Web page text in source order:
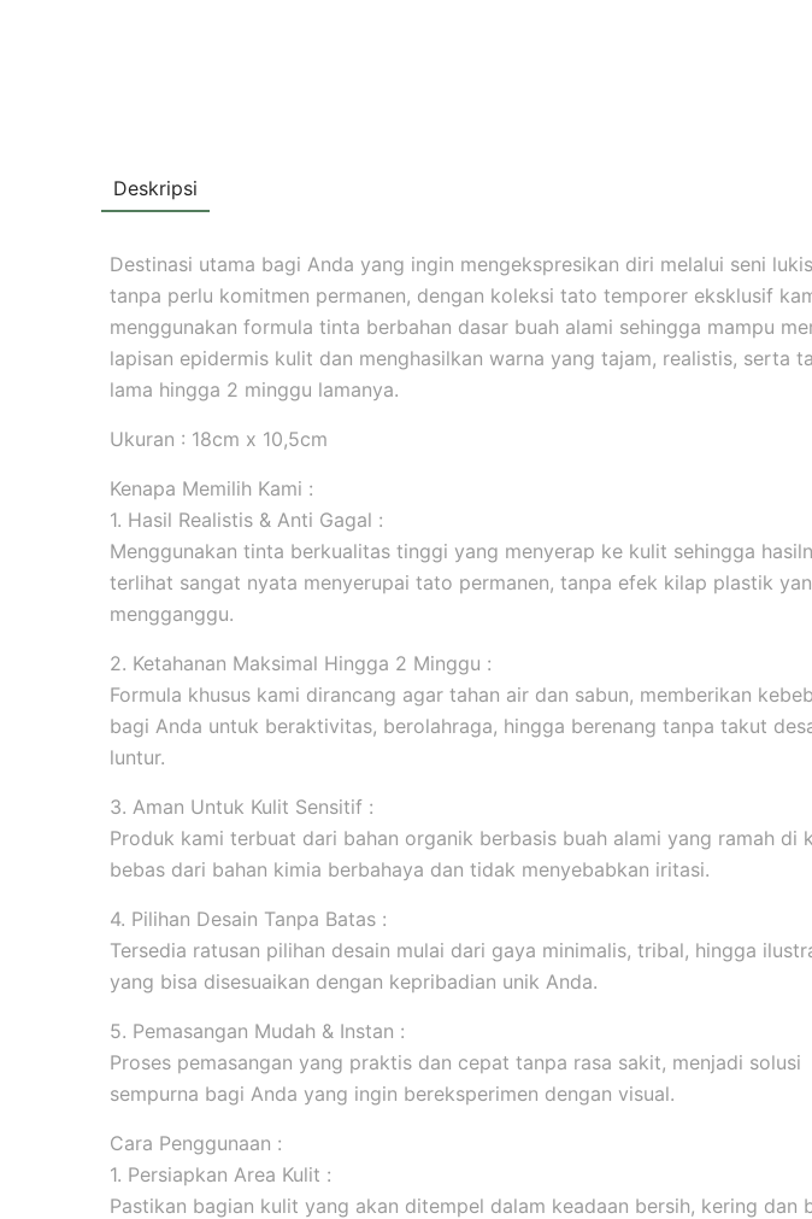
Deskripsi
Destinasi utama bagi Anda yang ingin mengekspresikan diri melalui seni
tanpa perlu komitmen permanen, dengan koleksi tato temporer eksklusif
menggunakan formula tinta berbahan dasar buah alami sehingga mampu
lapisan epidermis kulit dan menghasilkan warna yang tajam, realistis, serta
lama hingga 2 minggu lamanya.
Ukuran : 18cm x 10,5cm
Kenapa Memilih Kami :
1. Hasil Realistis & Anti Gagal :
Menggunakan tinta berkualitas tinggi yang menyerap ke kulit sehingga
terlihat sangat nyata menyerupai tato permanen, tanpa efek kilap plastik
mengganggu.
2. Ketahanan Maksimal Hingga 2 Minggu :
Formula khusus kami dirancang agar tahan air dan sabun, memberikan
bagi Anda untuk beraktivitas, berolahraga, hingga berenang tanpa takut
luntur.
3. Aman Untuk Kulit Sensitif :
Produk kami terbuat dari bahan organik berbasis buah alami yang ramah di
bebas dari bahan kimia berbahaya dan tidak menyebabkan iritasi.
4. Pilihan Desain Tanpa Batas :
Tersedia ratusan pilihan desain mulai dari gaya minimalis, tribal, hingga
yang bisa disesuaikan dengan kepribadian unik Anda.
5. Pemasangan Mudah & Instan :
Proses pemasangan yang praktis dan cepat tanpa rasa sakit, menjadi solusi
sempurna bagi Anda yang ingin bereksperimen dengan visual.
Cara Penggunaan :
1. Persiapkan Area Kulit :
Pastikan bagian kulit yang akan ditempel dalam keadaan bersih, kering dan